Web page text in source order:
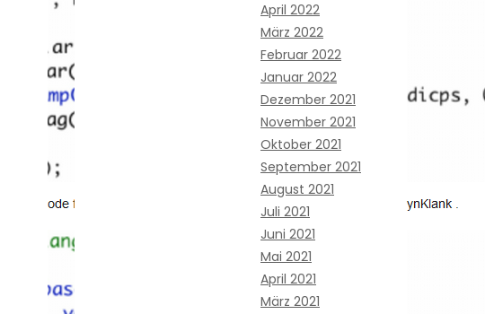
April 2022
März 2022
Februar 2022
Januar 2022
Dezember 2021
November 2021
Oktober 2021
September 2021
August 2021
Juli 2021
Juni 2021
Mai 2021
April 2021
März 2021